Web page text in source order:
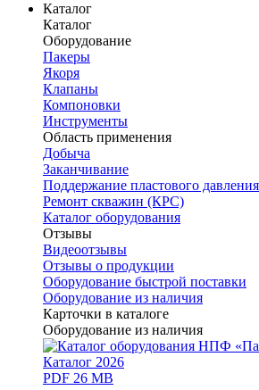
Каталог
Каталог
Оборудование
Пакеры
Якоря
Клапаны
Компоновки
Инструменты
Область применения
Добыча
Заканчивание
Поддержание пластового
Ремонт скважин (КРС)
Каталог оборудования
Отзывы
Видеоотзывы
Отзывы о продукции
Оборудование быстрой поставки
Оборудование из наличия
Карточки в каталоге
Оборудование из наличия
Каталог 2026
PDF 26 MB